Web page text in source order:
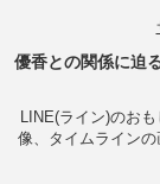
優香との関係に迫
LINE(ライン)のお
像、タイムライン